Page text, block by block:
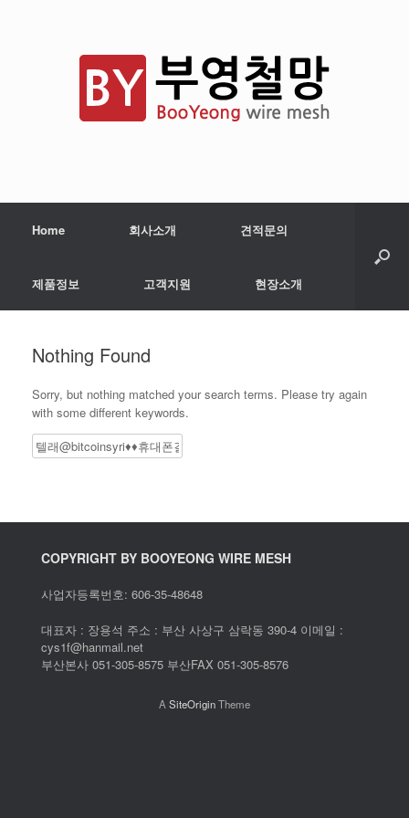
Home 회사소개 견적문의
제품정보 고객지원 현장소개
Nothing Found
Sorry, but nothing matched your search terms. Please try again
with some different keywords.
Search
COPYRIGHT BY BOOYEONG WIRE MESH
사업자등록번호: 606-35-48648
대표자 : 장용석 주소 : 부산 사상구 삼락동 390-4 이메일 :
cys1f@hanmail.net
부산본사 051-305-8575 부산FAX 051-305-8576
A SiteOriginTheme